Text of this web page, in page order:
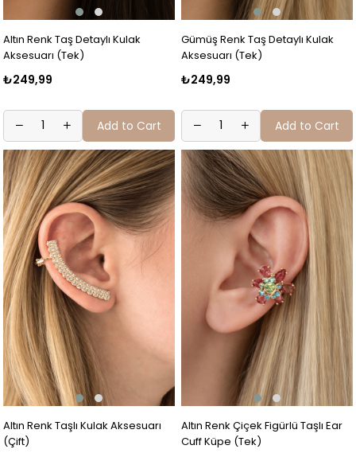
Altın Renk Taş Detaylı Kulak
Aksesuarı (Tek)
₺249,99
Add to Cart
Gümüş Renk Taş Detaylı Kulak
Aksesuarı (Tek)
₺249,99
Add to Cart
Altın Renk Taşlı Kulak Aksesuarı
(Çift)
Altın Renk Çiçek Figürlü Taşlı Ear
Cuff Küpe (Tek)